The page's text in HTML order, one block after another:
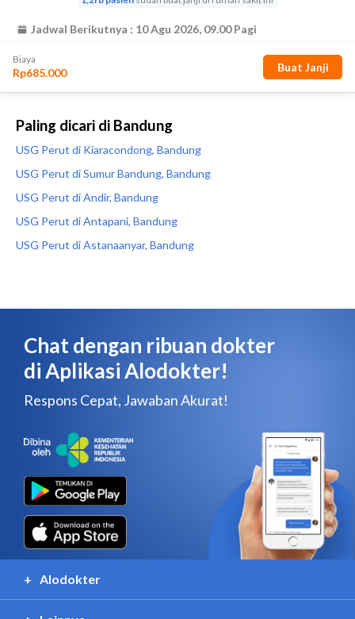
Paling dicari di Bandung
USG Perut di Kiaracondong, Bandung
USG Perut di Sumur Bandung, Bandung
USG Perut di Andir, Bandung
USG Perut di Antapani, Bandung
USG Perut di Astanaanyar, Bandung